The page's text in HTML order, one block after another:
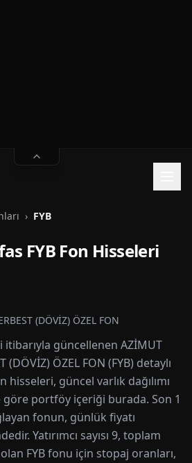
› FYB
FYB Fon Hisseleri
(DÖVİZ) ÖZEL FON
güncellenen AZİMUT
(DÖVİZ) ÖZEL FON (FYB) detaylı
hisseleri, güncel varlık dağılımı
portföy içeriği burada. Son 1
fonun, günlük fiyatı
Yatırımcı sayısı 9, toplam
FYB fonu için stopaj oranları,